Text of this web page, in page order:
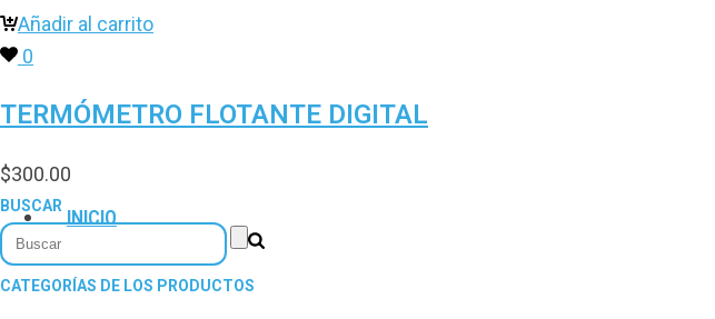
INICIO
Añadir al carrito
0
TERMÓMETRO FLOTANTE DIGITAL
$300.00
BUSCAR
CATEGORÍAS DE LOS PRODUCTOS